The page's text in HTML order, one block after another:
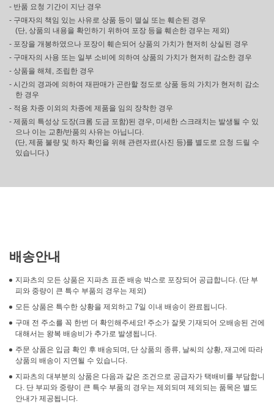
- 반품 요청 기간이 지난 경우
- 구매자의 책임 있는 사유로 상품 등이 멸실 또는 훼손된 경우
(단, 상품의 내용을 확인하기 위하여 포장 등을 훼손한 경우는 제외)
- 포장을 개봉하였으나 포장이 훼손되어 상품의 가치가 현저히 상실된 경우
- 구매자의 사용 또는 일부 소비에 의하여 상품의 가치가 현저히 감소한 경우
- 상품을 해체, 조립한 경우
- 시간의 경과에 의하여 재판매가 곤란할 정도로 상품 등의 가치가 현저히 감소
한 경우
- 적용 차종 이외의 차종에 제품을 임의 장착한 경우
- 제품의 특성상 도장(크롬 도금 포함)된 경우, 미세한 스크래치는 발생될 수 있
으나 이는 교환/반품의 사유는 아닙니다.
(단, 제품 불량 및 하자 확인을 위해 관련자료(사진 등)를 별도로 요청 드릴 수
있습니다.)
배송안내
지파츠의 모든 상품은 지파츠 표준 배송 박스로 포장되어 공급합니다. (단 부
피와 중량이 큰 특수 부품의 경우는 제외)
모든 상품은 특수한 상황을 제외하고 7일 이내 배송이 완료됩니다.
구매 전 주소를 꼭 한번 더 확인해주세요! 주소가 잘못 기재되어 오배송된 건에
대해서는 왕복 배송비가 추가로 발생됩니다.
주문 상품은 입금 확인 후 배송되며, 단 상품의 종류, 날씨의 상황, 재고에 따라
상품의 배송이 지연될 수 있습니다.
지파츠의 대부분의 상품은 다음과 같은 조건으로 공급자가 택배비를 부담합니
다. 단 부피와 중량이 큰 특수 부품의 경우는 제외되며 제외되는 품목은 별도
안내가 제공됩니다.